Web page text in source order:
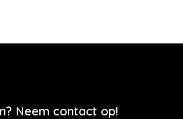
Neem contact op!